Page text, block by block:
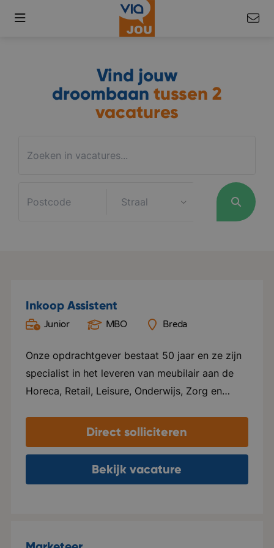
Vind jouw
droombaan tussen 2
vacatures
Inkoop Assistent
Junior MBO Breda
Onze opdrachtgever bestaat 50 jaar en ze zijn
specialist in het leveren van meubilair aan de
Horeca, Retail, Leisure, Onderwijs, Zorg en
doen. Ze leveren maatwerk en zijn
onderscheidend. Ze leggen de lat hoog en
lopen voorop in de markt. Ze hebben drie
showrooms gevestigd in Breda, Dalfsen en
Direct solliciteren
Bekijk vacature